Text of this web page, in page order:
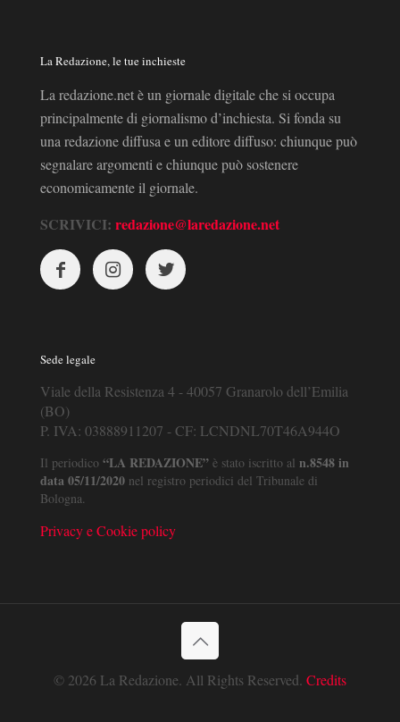
La Redazione, le tue inchieste
La redazione.net è un giornale digitale che si occupa
principalmente di giornalismo d’inchiesta. Si fonda su
una redazione diffusa e un editore diffuso: chiunque può
segnalare argomenti e chiunque può sostenere
economicamente il giornale.
SCRIVICI: redazione@laredazione.net
Sede legale
Viale della Resistenza 4 - 40057 Granarolo dell’Emilia
(BO)
P. IVA: 03888911207 - CF: LCNDNL70T46A944O
Il periodico “LA REDAZIONE” è stato iscritto al n.8548 in
data 05/11/2020 nel registro periodici del Tribunale di
Bologna.
Privacy e Cookie policy
© 2026 La Redazione. All Rights Reserved. Credits